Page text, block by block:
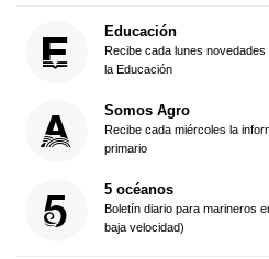
Educación
Recibe cada lunes
la Educación
Somos Agro
Recibe cada miércoles la
primario
5 océanos
Boletín diario para marineros
baja velocidad)